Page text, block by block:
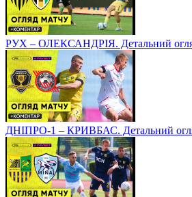
РУХ – ОЛЕКСАНДРІЯ. Детальний
ДНІПРО-1 – КРИВБАС. Детальний